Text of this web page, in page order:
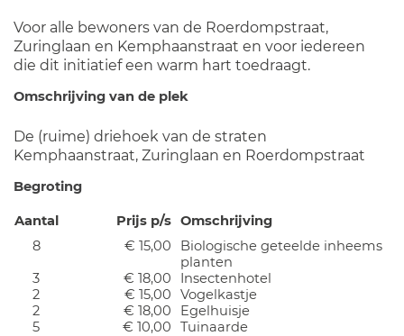
Voor alle bewoners van de Roerdompstraat,
Zuringlaan en Kemphaanstraat en voor iedereen
die dit initiatief een warm hart toedraagt.
Omschrijving van de plek
De (ruime) driehoek van de straten
Kemphaanstraat, Zuringlaan en Roerdompstraat
Begroting
Aantal Prijs p/s Omschrijving
8
€ 15,00
Biologische geteelde inheems
planten
3
€ 18,00
Insectenhotel
2
€ 15,00
Vogelkastje
2
€ 18,00
Egelhuisje
5
€ 10,00 Tuinaarde